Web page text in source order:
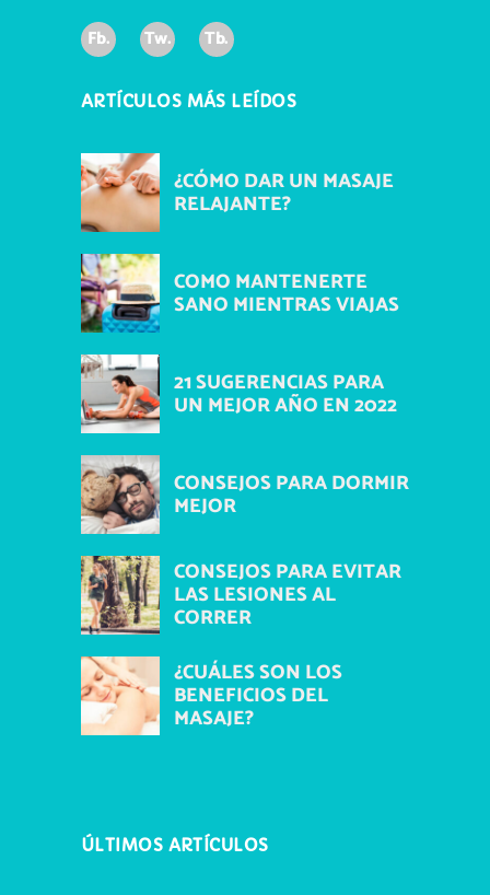
Fb. Tw. Tb.
ARTÍCULOS MÁS LEÍDOS
¿CÓMO DAR UN MASAJE
RELAJANTE?
COMO MANTENERTE
SANO MIENTRAS VIAJAS
21 SUGERENCIAS PARA
UN MEJOR AÑO EN 2022
CONSEJOS PARA DORMIR
MEJOR
CONSEJOS PARA EVITAR
LAS LESIONES AL
CORRER
¿CUÁLES SON LOS
BENEFICIOS DEL
MASAJE?
ÚLTIMOS ARTÍCULOS